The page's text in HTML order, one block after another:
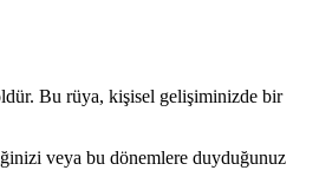
Bu rüya, kişisel gelişiminizde bir
veya bu dönemlere duyduğunuz